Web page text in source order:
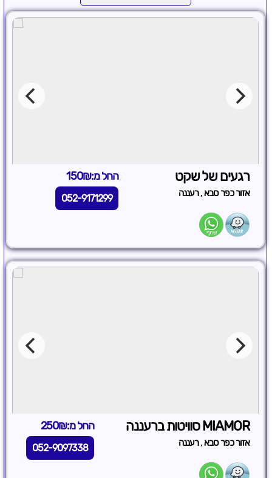
רגעים של שקט החל מ:150₪
אזור כפר סבא,רעננה 052-9171299
MIAMOR סוויטות ברעננה החל מ:250₪
אזור כפר סבא,רעננה 052-9097338